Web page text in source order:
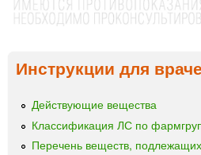
Инструкции для
Действующие вещества
Классификация ЛС по
Перечень веществ,